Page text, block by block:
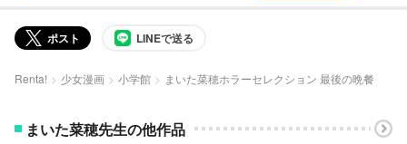
ポスト LINEで送る
Renta! 少女漫画 小学館 まいた菜穂ホラーセレクション 最後の晩餐
まいた菜穂先生の他作品